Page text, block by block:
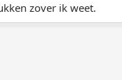
zover ik weet.